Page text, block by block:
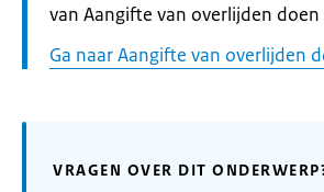
van Aangifte van overlijden
Ga naar Aangifte van overlijden
VRAGEN OVER DIT